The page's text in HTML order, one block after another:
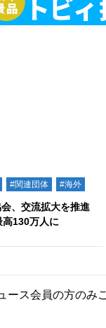
#関連団体 #海外
、交流拡大を推進
高130万人に
ス会員の方のみ